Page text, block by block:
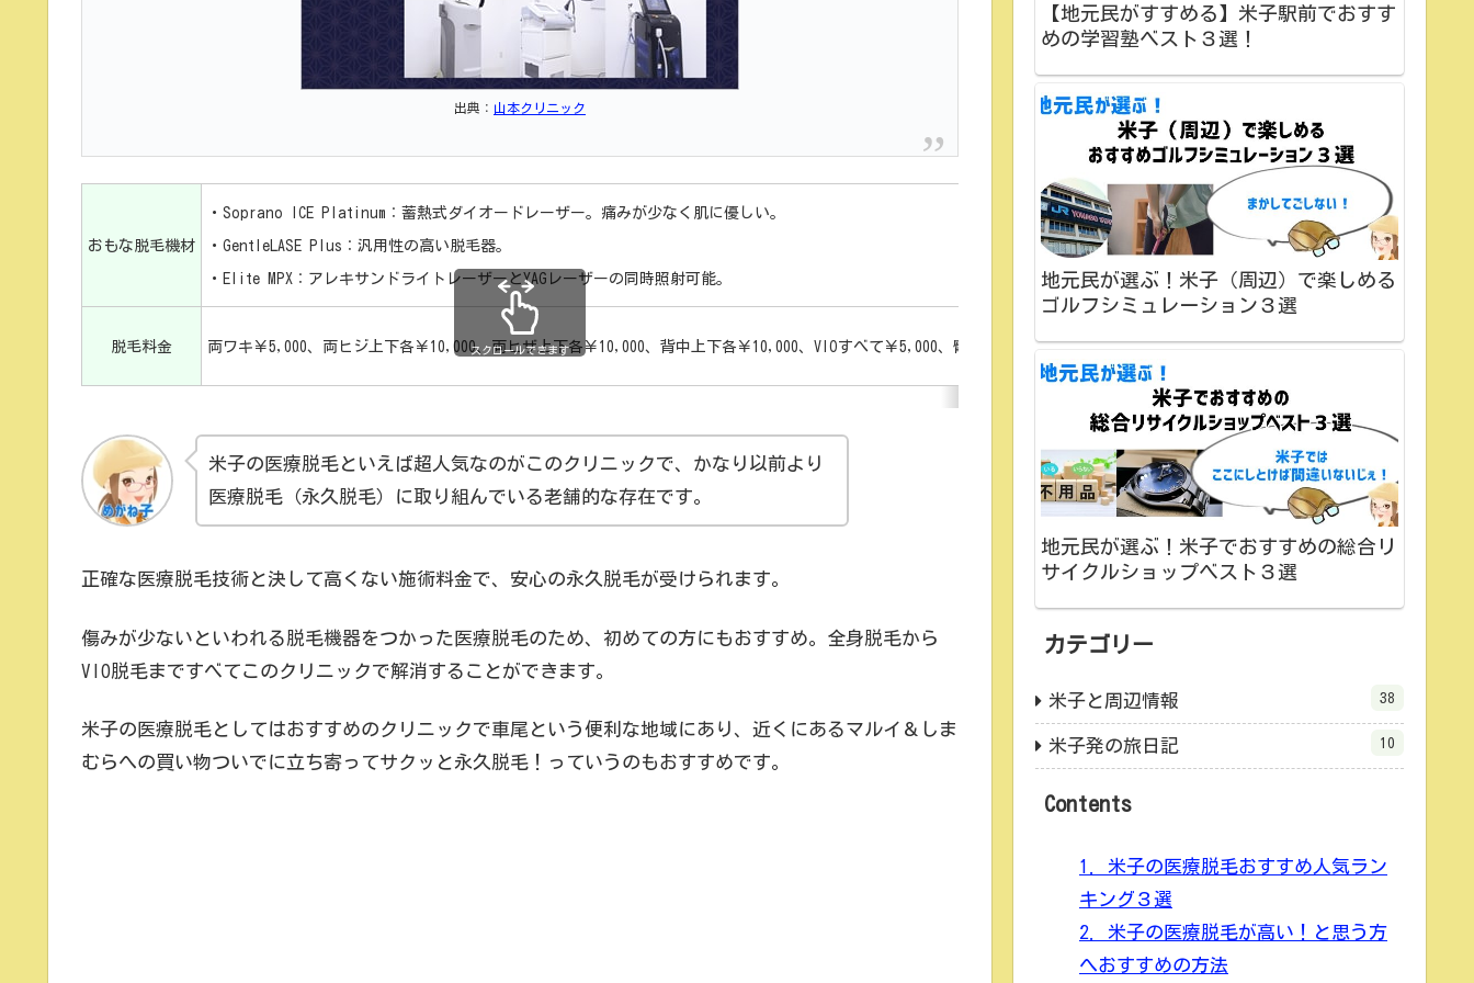
出典： 山本クリニック
おもな脱毛機材
・Soprano ICE Platinum：蓄熱式ダイオードレーザー。痛みが少なく肌に優しい。
・GentleLASE Plus：汎用性の高い脱毛器。
・Elite MPX：アレキサンドライトレーザーとYAGレーザーの同時照射可能。
脱毛料金 両ワキ￥5,000、両ヒジ上下各￥10,000、両ヒザ上下各￥10,000、背中上下各￥10,000、VIOすべて￥5,000、臀部￥10,000、顔全体￥8,000、口orまゆ￥3,000、口＆まゆ￥5,000、ひ
スクロールできます
米子の医療脱毛といえば超人気なのがこのクリニックで、かなり以前より
医療脱毛（永久脱毛）に取り組んでいる老舗的な存在です。
正確な医療脱毛技術と決して高くない施術料金で、安心の永久脱毛が受けられます。
傷みが少ないといわれる脱毛機器をつかった医療脱毛のため、初めての方にもおすすめ。全身脱毛から
VIO脱毛まですべてこのクリニックで解消することができます。
米子の医療脱毛としてはおすすめのクリニックで車尾という便利な地域にあり、近くにあるマルイ＆しま
むらへの買い物ついでに立ち寄ってサクッと永久脱毛！っていうのもおすすめです。
【地元民がすすめる】米子駅前でおすす
めの学習塾ベスト３選！
地元民が選ぶ！米子（周辺）で楽しめる
ゴルフシミュレーション３選
地元民が選ぶ！米子でおすすめの総合リ
サイクルショップベスト３選
カテゴリー
米子と周辺情報 38
米子発の旅日記 10
Contents
1.
米子の医療脱毛おすすめ人気ラン
キング３選
2.
米子の医療脱毛が高い！と思う方
へおすすめの方法